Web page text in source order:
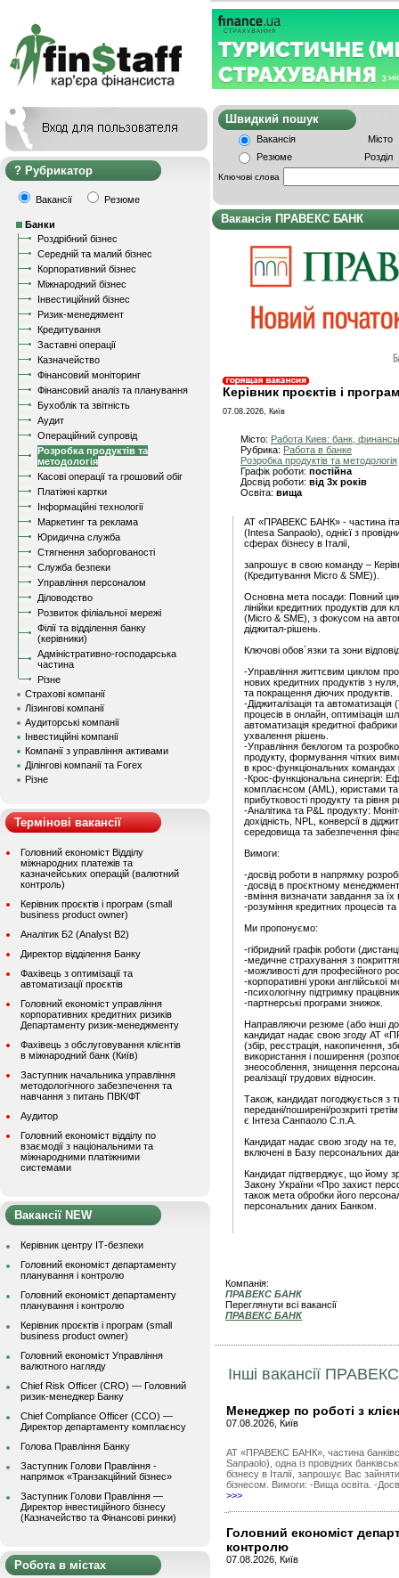
Рубрикатор
Вакансії Резюме
Банки
Роздрібний бізнес
Середній та малий бізнес
Корпоративний бізнес
Міжнародний бізнес
Інвестиційний бізнес
Ризик-менеджмент
Кредитування
Заставні операції
Казначейство
Фінансовий моніторинг
Фінансовий аналіз та планування
Бухоблік та звітність
Аудит
Операційний супровід
Розробка продуктів та
методологія
Касові операції та грошовий обіг
Платіжні картки
Інформаційні технології
Маркетинг та реклама
Юридична служба
Стягнення заборгованості
Служба безпеки
Управління персоналом
Діловодство
Розвиток філіальної мережі
Філії та відділення банку
(керівники)
Адміністративно-господарська
частина
Різне
Страхові компанії
Лізингові компанії
Аудиторські компанії
Інвестиційні компанії
Компанії з управління активами
Ділінгові компанії та Forex
Різне
Термінові вакансії
Головний економіст Відділу
міжнародних платежів та
казначейських операцій (валютний
контроль)
Керівник проєктів і програм (small
business product owner)
Аналітик Б2 (Analyst B2)
Директор відділення Банку
Фахівець з оптимізації та
автоматизації проєктів
Головний економіст управління
корпоративних кредитних ризиків
Департаменту ризик-менеджменту
Фахівець з обслуговування клієнтів
в міжнародний банк (Київ)
Заступник начальника управління
методологічного забезпечення та
навчання з питань ПВК/ФТ
Аудитор
Головний економіст відділу по
взаємодії з національними та
міжнародними платіжними
системами
Вакансії NEW
Керівник центру ІТ-безпеки
Головний економіст департаменту
планування і контролю
Головний економіст департаменту
планування і контролю
Керівник проєктів і програм (small
business product owner)
Головний економіст Управління
валютного нагляду
Chief Risk Officer (CRO) — Головний
ризик-менеджер Банку
Chief Compliance Officer (CCO) —
Директор департаменту комплаєнсу
Голова Правління Банку
Заступник Голови Правління -
напрямок «Транзакційний бізнес»
Заступник Голови Правління —
Директор інвестиційного бізнесу
(Казначейство та Фінансові ринки)
Робота в містах
Швидкий
Вакансія
Місто
Резюме
Розділ
Ключові слова
Вакансія ПРАВЕКС БАНК
Керівник проєктів і
07.08.2026, Київ
Місто: Работа Киев: банк, финансы
Рубрика: Работа в банке
Розробка продуктів та методологія
Графік роботи: постійна
Досвід роботи: від 3х років
Освіта: вища
АТ «ПРАВЕКС БАНК» - частина
(Intesa Sanpaolo), однієї з
сферах бізнесу в Італії,
запрошує в свою команду –
(Кредитування Micro & SME)).
Основна мета посади: Повний
лінійки кредитних продуктів для
(Micro & SME), з фокусом на
діджитал-рішень.
Ключові обов´язки та зони
-Управління життєвим циклом
нових кредитних продуктів з
та покращення діючих продуктів.
-Діджиталізація та
процесів в онлайн, оптимізація
автоматизація кредитної
ухвалення рішень.
-Управління беклогом та
продукту, формування чітких
в крос-функціональних командах
-Крос-функціональна синергія:
комплаєнсом (AML), юристами
прибутковості продукту та рівня
-Аналітика та P&L продукту:
дохідність, NPL, конверсії в
середовища та забезпечення
Вимоги:
-досвід роботи в напрямку
-досвід в проєктному
-вміння визначати завдання за їх
-розуміння кредитних процесів та
Ми пропонуємо:
-гібридний графік роботи
-медичне страхування з
-можливості для професійного
-корпоративні уроки англійської
-психологічну підтримку
-партнерські програми знижок.
Направляючи резюме (або інші
кандидат надає свою згоду АТ
(збір, реєстрація, накопичення,
використання і поширення
знеособлення, знищення
реалізації трудових відносин.
Також, кандидат погоджується з
передані/поширені/розкриті
є Інтеза Санпаоло С.п.А.
Кандидат надає свою згоду на
включені в Базу персональних
Кандидат підтверджує, що йому
Закону України «Про захист
також мета обробки його
персональних даних Банком.
Компанія:
ПРАВЕКС БАНК
Переглянути всі вакансії
ПРАВЕКС БАНК
Інші вакансії
Менеджер по роботі з
07.08.2026, Київ
АТ «ПРАВЕКС БАНК», частина
Sanpaolo), одна із провідних
бізнесу в Італії, запрошує Вас
бізнесом. Вимоги: -Вища освіта. -
>>>
Головний економіст
контролю
07.08.2026, Київ